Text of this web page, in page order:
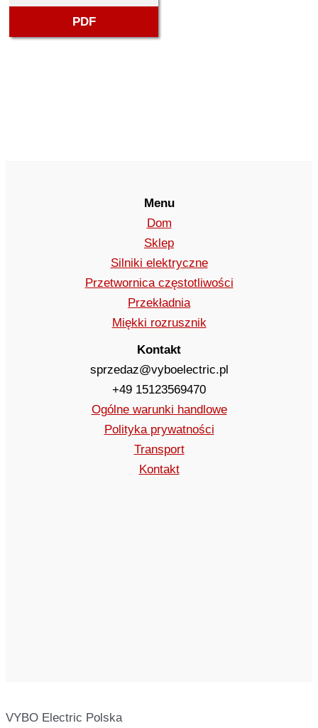
PDF
Menu
Dom
Sklep
Silniki elektryczne
Przetwornica częstotliwości
Przekładnia
Miękki rozrusznik
Kontakt
sprzedaz@vyboelectric.pl
+49 15123569470
Ogólne warunki handlowe
Polityka prywatności
Transport
Kontakt
VYBO Electric Polska